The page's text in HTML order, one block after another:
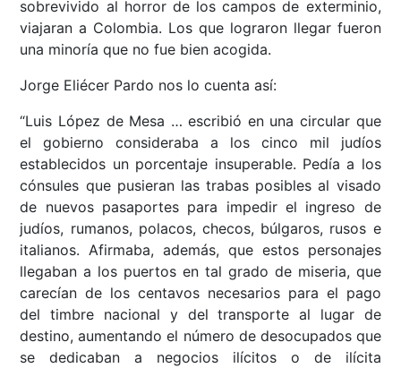
sobrevivido al horror de los campos de exterminio,
viajaran a Colombia. Los que lograron llegar fueron
una minoría que no fue bien acogida.
Jorge Eliécer Pardo nos lo cuenta así:
“Luis López de Mesa … escribió en una circular que
el gobierno consideraba a los cinco mil judíos
establecidos un porcentaje insuperable. Pedía a los
cónsules que pusieran las trabas posibles al visado
de nuevos pasaportes para impedir el ingreso de
judíos, rumanos, polacos, checos, búlgaros, rusos e
italianos. Afirmaba, además, que estos personajes
llegaban a los puertos en tal grado de miseria, que
carecían de los centavos necesarios para el pago
del timbre nacional y del transporte al lugar de
destino, aumentando el número de desocupados que
se dedicaban a negocios ilícitos o de ilícita